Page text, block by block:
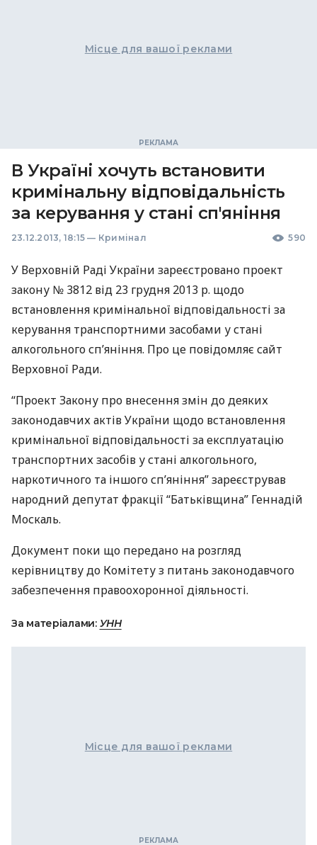
Місце для вашої реклами
В Україні хочуть встановити
кримінальну відповідальність
за керування у стані сп'яніння
23.12.2013, 18:15 — Кримінал 590
У Верховній Раді України зареєстровано проект
закону № 3812 від 23 грудня 2013 р. щодо
встановлення кримінальної відповідальності за
керування транспортними засобами у стані
алкогольного сп’яніння. Про це повідомляє сайт
Верховної Ради.
“Проект Закону про внесення змін до деяких
законодавчих актів України щодо встановлення
кримінальної відповідальності за експлуатацію
транспортних засобів у стані алкогольного,
наркотичного та іншого сп’яніння” зареєстрував
народний депутат фракції “Батьківщина” Геннадій
Москаль.
Документ поки що передано на розгляд
керівництву до Комітету з питань законодавчого
забезпечення правоохоронної діяльності.
За матеріалами: УНН
Місце для вашої реклами